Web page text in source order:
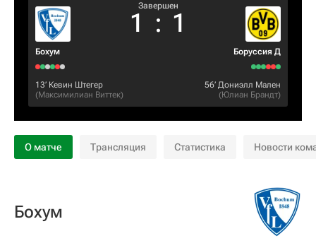
Бохум
Завершен
1 : 1
Боруссия Д
13‎’‎ Кевин Штегер
(Максимилиан Виттек)
56‎’‎ Дониэлл Мален
(Юлиан Брандт)
О матче Трансляция Статистика Новости
Бохум